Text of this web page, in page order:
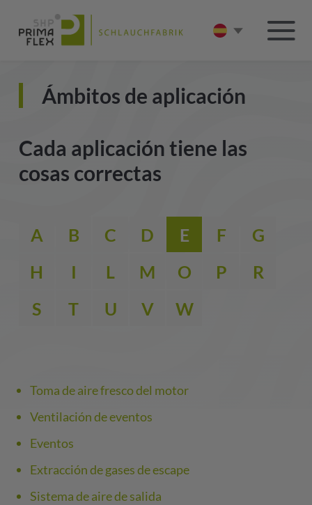
Ámbitos de aplicación
Cada aplicación tiene las
cosas correctas
A B C D E F
G
H
I L M O P
R
S
T U V W
Toma de aire fresco del motor
Ventilación de eventos
Eventos
Extracción de gases de escape
Sistema de aire de salida